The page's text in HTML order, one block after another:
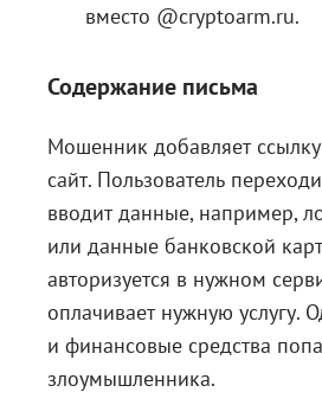
вместо @cryptoarm.ru.
Содержание письма
Мошенник добавляет
сайт. Пользователь
вводит данные, например,
или данные банковской
авторизуется в нужном
оплачивает нужную услугу.
и финансовые средства
злоумышленника.